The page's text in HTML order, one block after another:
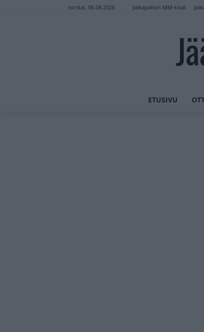
torstai, 06.08.2026 Jalkapallon MM-kisat
ETUSIVU